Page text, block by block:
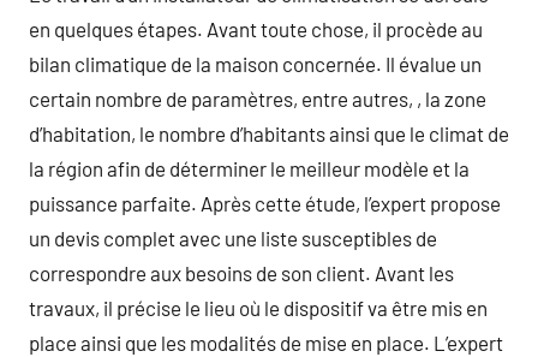
en quelques étapes. Avant toute chose, il procède au
bilan climatique de la maison concernée. Il évalue un
certain nombre de paramètres, entre autres, , la zone
d’habitation, le nombre d’habitants ainsi que le climat de
la région afin de déterminer le meilleur modèle et la
puissance parfaite. Après cette étude, l’expert propose
un devis complet avec une liste susceptibles de
correspondre aux besoins de son client. Avant les
travaux, il précise le lieu où le dispositif va être mis en
place ainsi que les modalités de mise en place. L’expert